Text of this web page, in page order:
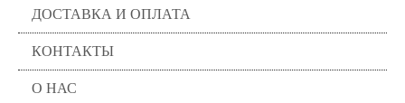
ДОСТАВКА И ОПЛАТА
КОНТАКТЫ
О НАС